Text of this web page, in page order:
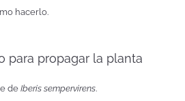
hacerlo.
para propagar la planta
de Iberis sempervirens.